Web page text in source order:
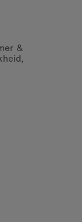
&
,